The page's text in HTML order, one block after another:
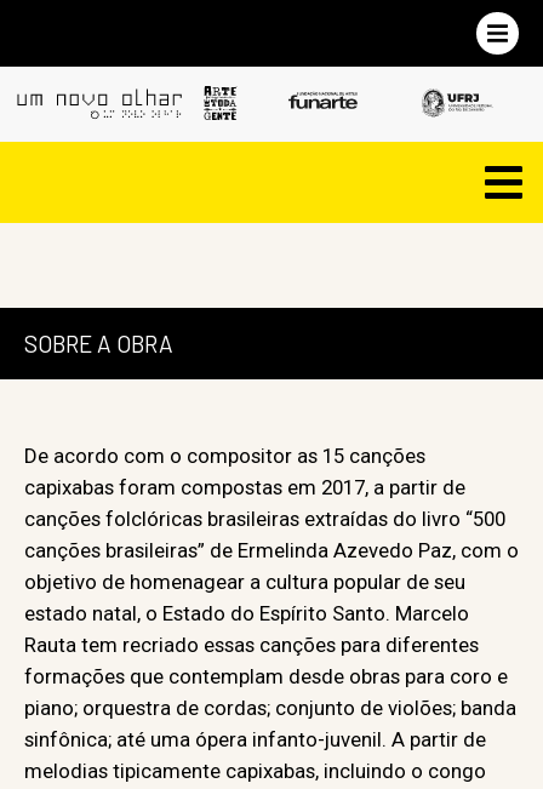
SOBRE A OBRA
De acordo com o compositor as 15 canções
capixabas foram compostas em 2017, a partir de
canções folclóricas brasileiras extraídas do livro “500
canções brasileiras” de Ermelinda Azevedo Paz, com o
objetivo de homenagear a cultura popular de seu
estado natal, o Estado do Espírito Santo. Marcelo
Rauta tem recriado essas canções para diferentes
formações que contemplam desde obras para coro e
piano; orquestra de cordas; conjunto de violões; banda
sinfônica; até uma ópera infanto-juvenil. A partir de
melodias tipicamente capixabas, incluindo o congo